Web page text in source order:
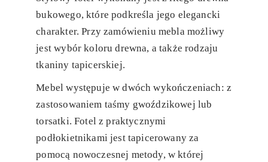
bukowego, które podkreśla jego elegancki
charakter. Przy zamówieniu mebla możliwy
jest wybór koloru drewna, a także rodzaju
tkaniny tapicerskiej.
Mebel występuje w dwóch wykończeniach: z
zastosowaniem taśmy gwoździkowej lub
torsatki. Fotel z praktycznymi
podłokietnikami jest tapicerowany za
pomocą nowoczesnej metody, w której